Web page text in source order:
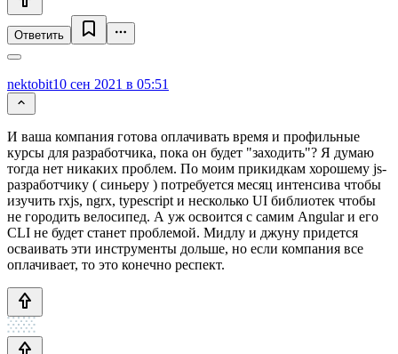
Ответить
nektobit10 сен 2021 в 05:51
И ваша компания готова оплачивать время и профильные
курсы для разработчика, пока он будет "заходить"? Я думаю
тогда нет никаких проблем. По моим прикидкам хорошему js-
разработчику ( синьеру ) потребуется месяц интенсива чтобы
изучить rxjs, ngrx, typescript и несколько UI библиотек чтобы
не городить велосипед. А уж освоится с самим Angular и его
CLI не будет станет проблемой. Мидлу и джуну придется
осваивать эти инструменты дольше, но если компания все
оплачивает, то это конечно респект.